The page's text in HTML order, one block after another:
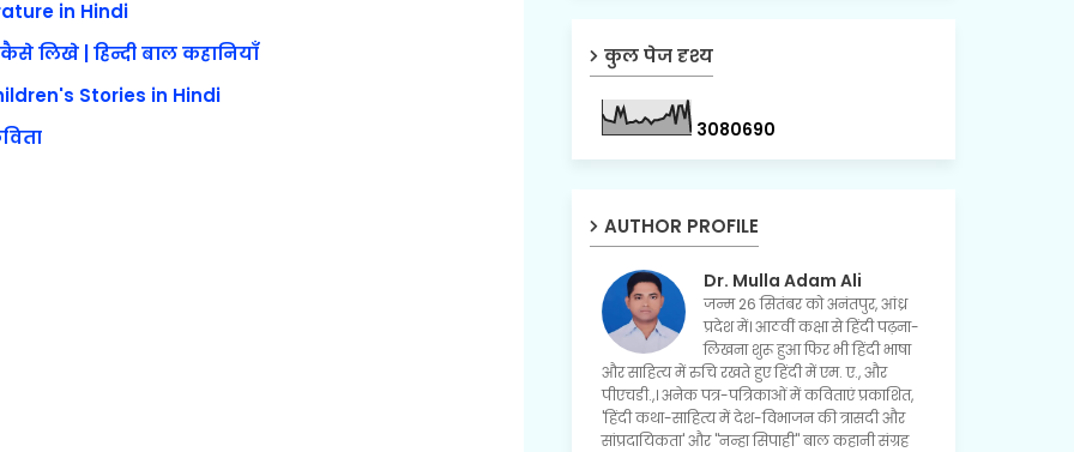
in Hindi
लिखे | हिन्दी बाल कहानियाँ
Stories in Hindi
कुल पेज दृश्य
3080690
AUTHOR PROFILE
Dr. Mulla Adam Ali
जन्म 26 सितंबर को अनंतपुर, आंध्र
प्रदेश में। आठवीं कक्षा से हिंदी पढ़ना-
लिखना शुरू हुआ फिर भी हिंदी भाषा
और साहित्य में रुचि रखते हुए हिंदी में एम. ए., और
पीएचडी.,। अनेक पत्र-पत्रिकाओं में कविताएं प्रकाशित,
'हिंदी कथा-साहित्य में देश-विभाजन की त्रासदी और
सांप्रदायिकता' और "नन्हा सिपाही" बाल कहानी संग्रह